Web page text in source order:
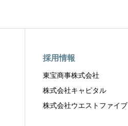
採用情報
東宝商事株式会社
株式会社キャピタル
株式会社ウエストファイブ